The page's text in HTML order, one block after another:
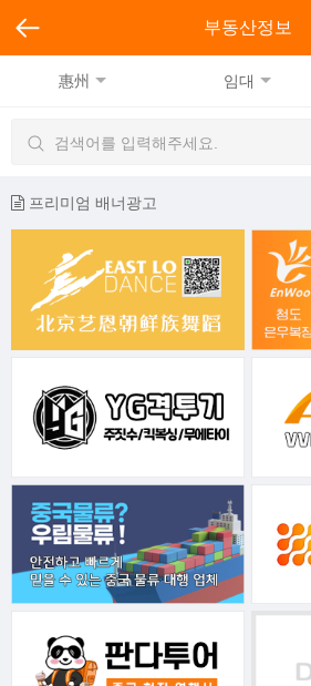
부동산정보
惠州 임대
프리미엄 배너광고